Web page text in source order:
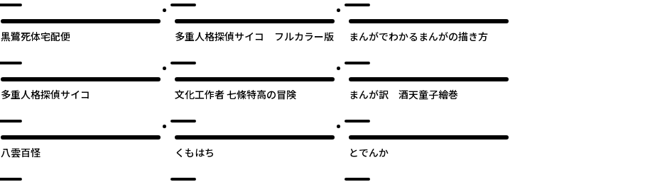
黒鷺死体宅配便 多重人格探偵サイコ フルカラー版 まんがでわかるまんがの描き方
多重人格探偵サイコ 文化工作者 七條特高の冒険 まんが訳 酒天童子繪巻
八雲百怪 くもはち とでんか